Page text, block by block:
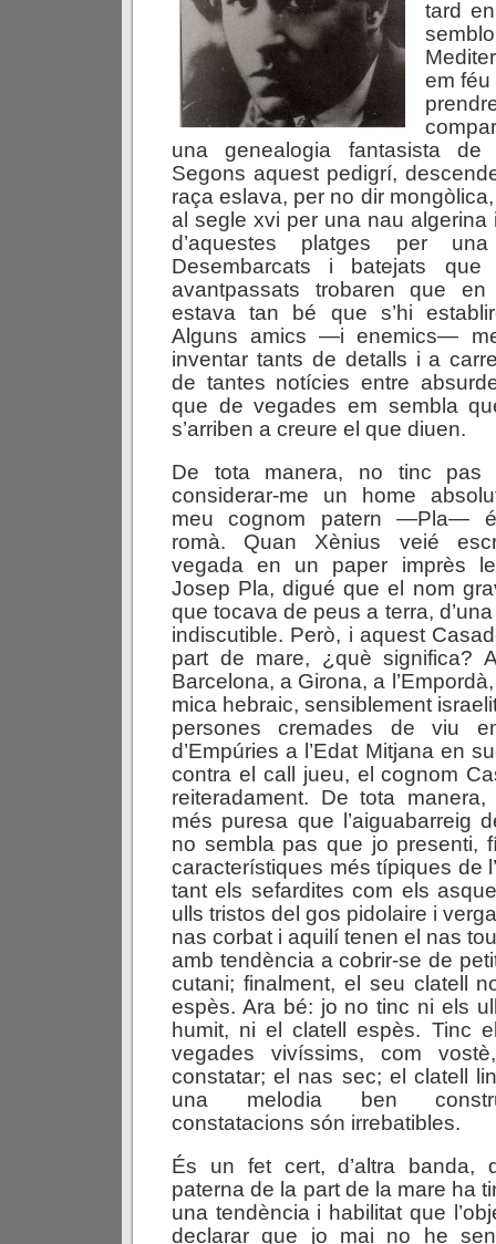
tard
em féu
una genealogia fantasista
Segons aquest pedigrí,
raça eslava, per no dir
al segle xvi per una nau algerina
d’aquestes platges per
Desembarcats i batejats
avantpassats trobaren que
estava tan bé que s’hi
Alguns amics —i enemics—
inventar tants de detalls i a
de tantes notícies entre
que de vegades em sembla
s’arriben a creure el que diuen.
De tota manera, no tinc pas
considerar-me un home
meu cognom patern —Pla—
romà. Quan Xènius veié
vegada en un paper imprès
Josep Pla, digué que el nom
que tocava de peus a terra,
indiscutible. Però, i aquest
part de mare, ¿què significa?
Barcelona, a Girona, a
mica hebraic, sensiblement
persones cremades de viu
d’Empúries a l’Edat Mitjana en
contra el call jueu, el cognom
reiteradament. De tota
més puresa que l’aiguabarreig
no sembla pas que jo presenti,
característiques més típiques de
tant els sefardites com els
ulls tristos del gos pidolaire i
nas corbat i aquilí tenen el nas
amb tendència a cobrir-se de
cutani; finalment, el seu clatell
espès. Ara bé: jo no tinc ni els
humit, ni el clatell espès. Tinc
vegades vivíssims, com
constatar; el nas sec; el clatell
una melodia ben
constatacions són irrebatibles.
És un fet cert, d’altra banda,
paterna de la part de la mare ha
una tendència i habilitat que
declarar que jo mai no he